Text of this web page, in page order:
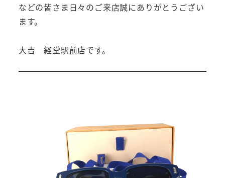
などの皆さま日々のご来店誠にありがとうござい
ます。
大吉 経堂駅前店です。